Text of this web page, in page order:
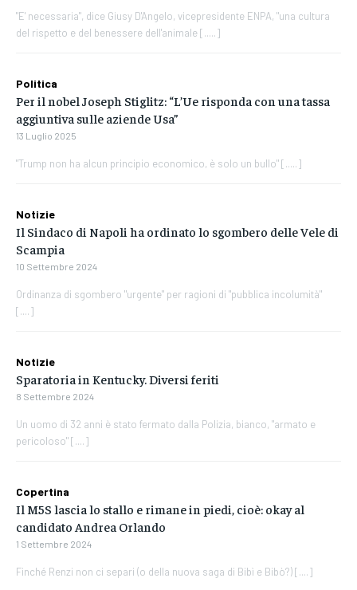
"E' necessaria", dice Giusy D'Angelo, vicepresidente ENPA, "una cultura
del rispetto e del benessere dell'animale [.....]
Politica
Per il nobel Joseph Stiglitz: “L’Ue risponda con una tassa
aggiuntiva sulle aziende Usa”
13 Luglio 2025
"Trump non ha alcun principio economico, è solo un bullo" [.....]
Notizie
Il Sindaco di Napoli ha ordinato lo sgombero delle Vele di
Scampia
10 Settembre 2024
Ordinanza di sgombero "urgente" per ragioni di "pubblica incolumità"
[....]
Notizie
Sparatoria in Kentucky. Diversi feriti
8 Settembre 2024
Un uomo di 32 anni è stato fermato dalla Polizia, bianco, "armato e
pericoloso" [....]
Copertina
Il M5S lascia lo stallo e rimane in piedi, cioè: okay al
candidato Andrea Orlando
1 Settembre 2024
Finché Renzi non ci separi (o della nuova saga di Bibì e Bibò?) [....]